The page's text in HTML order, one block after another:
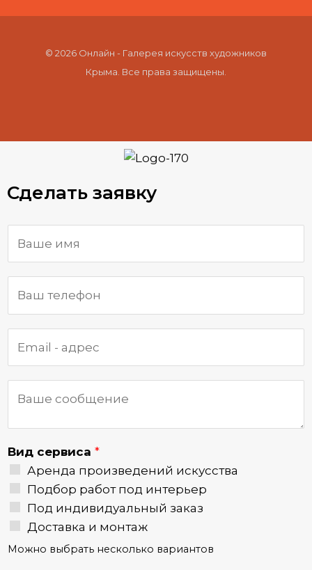
© 2026 Онлайн - Галерея искусств художников
Крыма. Все права защищены.
Сделать заявку
Вид сервиса *
Аренда произведений искусства
Подбор работ под интерьер
Под индивидуальный заказ
Доставка и монтаж
Можно выбрать несколько вариантов